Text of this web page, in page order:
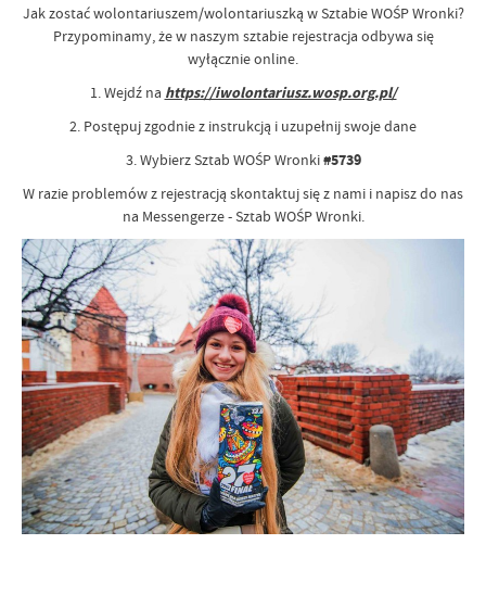
Jak zostać wolontariuszem/wolontariuszką w Sztabie WOŚP Wronki?
Przypominamy, że w naszym sztabie rejestracja odbywa się
wyłącznie online.
1. Wejdź na https://iwolontariusz.wosp.org.pl/
2. Postępuj zgodnie z instrukcją i uzupełnij swoje dane
3. Wybierz Sztab WOŚP Wronki#5739
W razie problemów z rejestracją skontaktuj się z nami i napisz do nas
na Messengerze - Sztab WOŚP Wronki.